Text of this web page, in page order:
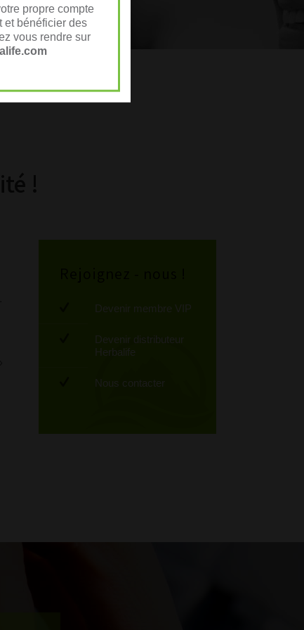
Devenir membre VIP
Devenir distributeur
Herbalife
Nous contacter
propre compte
et bénéficier des
vous rendre sur